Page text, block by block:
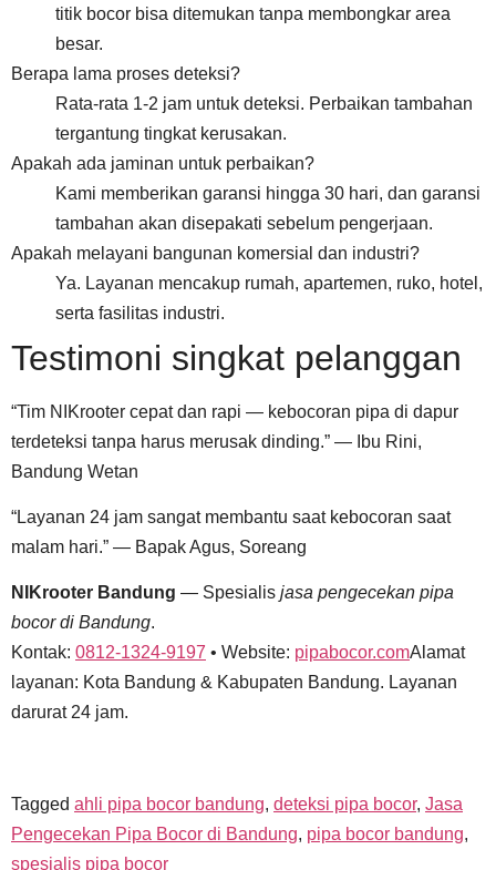
titik bocor bisa ditemukan tanpa membongkar area
besar.
Berapa lama proses deteksi?
Rata-rata 1-2 jam untuk deteksi. Perbaikan tambahan
tergantung tingkat kerusakan.
Apakah ada jaminan untuk perbaikan?
Kami memberikan garansi hingga 30 hari, dan garansi
tambahan akan disepakati sebelum pengerjaan.
Apakah melayani bangunan komersial dan industri?
Ya. Layanan mencakup rumah, apartemen, ruko, hotel,
serta fasilitas industri.
Testimoni singkat pelanggan
“Tim NIKrooter cepat dan rapi — kebocoran pipa di dapur
terdeteksi tanpa harus merusak dinding.” — Ibu Rini,
Bandung Wetan
“Layanan 24 jam sangat membantu saat kebocoran saat
malam hari.” — Bapak Agus, Soreang
NIKrooter Bandung — Spesialis jasa pengecekan pipa
bocor di Bandung.
Kontak: 0812-1324-9197 • Website: pipabocor.comAlamat
layanan: Kota Bandung & Kabupaten Bandung. Layanan
darurat 24 jam.
Tagged ahli pipa bocor bandung, deteksi pipa bocor, Jasa
Pengecekan Pipa Bocor di Bandung, pipa bocor bandung,
spesialis pipa bocor